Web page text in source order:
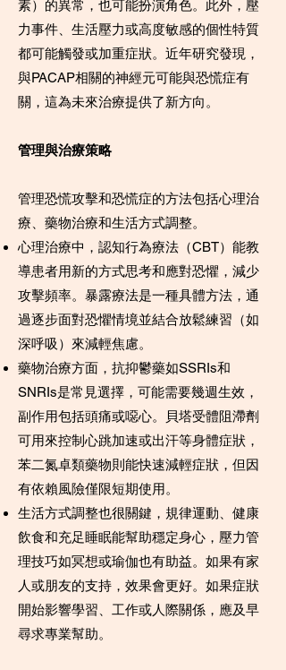
素）的異常，也可能扮演角色。此外，壓
力事件、生活壓力或高度敏感的個性特質
都可能觸發或加重症狀。近年研究發現，
與PACAP相關的神經元可能與恐慌症有
關，這為未來治療提供了新方向。
管理與治療策略
管理恐慌攻擊和恐慌症的方法包括心理治
療、藥物治療和生活方式調整。
心理治療中，認知行為療法（CBT）能教
導患者用新的方式思考和應對恐懼，減少
攻擊頻率。暴露療法是一種具體方法，通
過逐步面對恐懼情境並結合放鬆練習（如
深呼吸）來減輕焦慮。
藥物治療方面，抗抑鬱藥如SSRIs和
SNRIs是常見選擇，可能需要幾週生效，
副作用包括頭痛或噁心。貝塔受體阻滯劑
可用來控制心跳加速或出汗等身體症狀，
苯二氮卓類藥物則能快速減輕症狀，但因
有依賴風險僅限短期使用。
生活方式調整也很關鍵，規律運動、健康
飲食和充足睡眠能幫助穩定身心，壓力管
理技巧如冥想或瑜伽也有助益。如果有家
人或朋友的支持，效果會更好。如果症狀
開始影響學習、工作或人際關係，應及早
尋求專業幫助。